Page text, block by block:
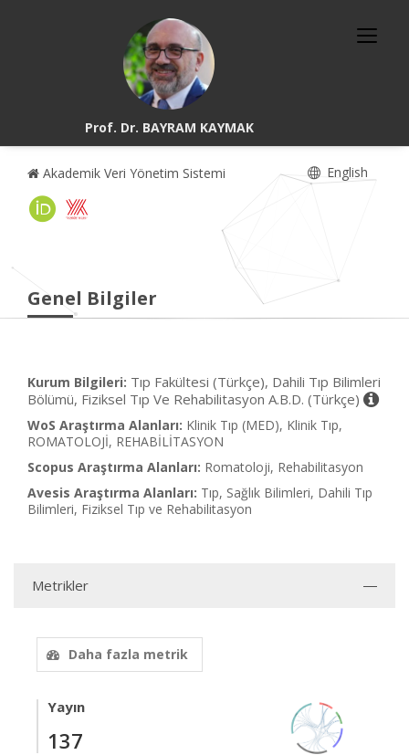
Prof. Dr. BAYRAM KAYMAK
Akademik Veri Yönetim Sistemi English
Genel Bilgiler
Kurum Bilgileri: Tıp Fakültesi (Türkçe), Dahili Tıp Bilimleri
Bölümü, Fiziksel Tıp Ve Rehabilitasyon A.B.D. (Türkçe)
WoS Araştırma Alanları: Klinik Tıp (MED), Klinik Tıp,
ROMATOLOJİ, REHABİLİTASYON
Scopus Araştırma Alanları: Romatoloji, Rehabilitasyon
Avesis Araştırma Alanları: Tıp, Sağlık Bilimleri, Dahili Tıp
Bilimleri, Fiziksel Tıp ve Rehabilitasyon
Metrikler
Daha fazla metrik
Yayın
137